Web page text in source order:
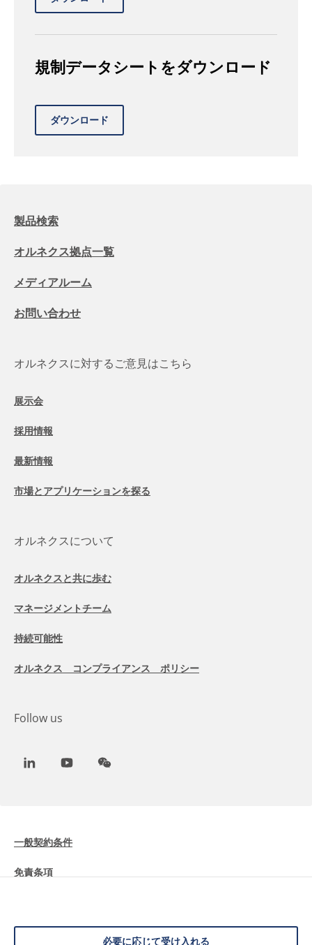
必要に応じて受け入れる
規制データシートをダウンロード
製品検索
オルネクス拠点一覧
メディアルーム
お問い合わせ
オルネクスに対するご意見はこちら
展示会
採用情報
最新情報
市場とアプリケーションを探る
オルネクスについて
オルネクスと共に歩む
マネージメントチーム
持続可能性
オルネクス コンプライアンス ポリシー
Follow us
LinkedInYoutubeWeChat
一般契約条件
免責条項
データ保護